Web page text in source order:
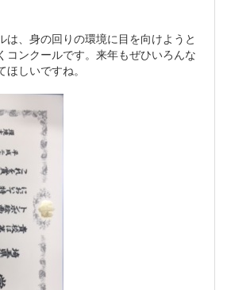
は、身の回りの環境に目を向けようと
コンクールです。来年もぜひいろんな
しいですね。